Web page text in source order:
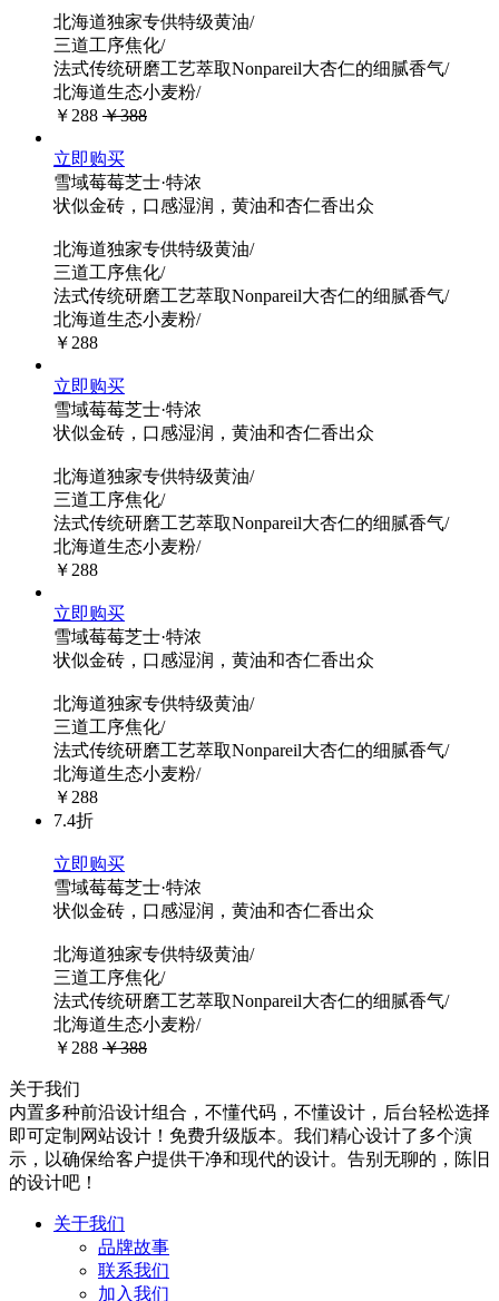
北海道独家专供特级黄油/
三道工序焦化/
法式传统研磨工艺萃取Nonpareil大杏仁的细腻香气/
北海道生态小麦粉/
￥288 ￥388
立即购买
雪域莓莓芝士·特浓
状似金砖，口感湿润，黄油和杏仁香出众
北海道独家专供特级黄油/
三道工序焦化/
法式传统研磨工艺萃取Nonpareil大杏仁的细腻香气/
北海道生态小麦粉/
￥288
立即购买
雪域莓莓芝士·特浓
状似金砖，口感湿润，黄油和杏仁香出众
北海道独家专供特级黄油/
三道工序焦化/
法式传统研磨工艺萃取Nonpareil大杏仁的细腻香气/
北海道生态小麦粉/
￥288
立即购买
雪域莓莓芝士·特浓
状似金砖，口感湿润，黄油和杏仁香出众
北海道独家专供特级黄油/
三道工序焦化/
法式传统研磨工艺萃取Nonpareil大杏仁的细腻香气/
北海道生态小麦粉/
￥288
7.4折
立即购买
雪域莓莓芝士·特浓
状似金砖，口感湿润，黄油和杏仁香出众
北海道独家专供特级黄油/
三道工序焦化/
法式传统研磨工艺萃取Nonpareil大杏仁的细腻香气/
北海道生态小麦粉/
￥288 ￥388
关于我们
内置多种前沿设计组合，不懂代码，不懂设计，后台轻松选择
即可定制网站设计！免费升级版本。我们精心设计了多个演
示，以确保给客户提供干净和现代的设计。告别无聊的，陈旧
的设计吧！
关于我们
品牌故事
联系我们
加入我们